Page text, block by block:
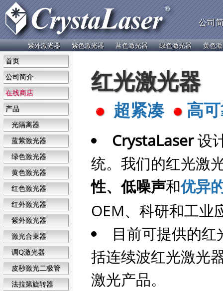
公司
紫外激光器 紫色激光器 蓝色激光器 绿色激光器 黄色
首页
公司简介
在线商店
产品
光隔离器
蓝紫激光器
绿色激光器
黄色激光器
红色激光器
红外激光器
紫外激光器
激光合束器
调Q激光器
皮秒激光二极管
法拉第旋转器
红光激光器
超紧凑 高
CrystaLaser设
统。我们的红光激
性、低噪声和优异
OEM、科研和工业
目前可提供的
括连续波红光激光
激光产品。